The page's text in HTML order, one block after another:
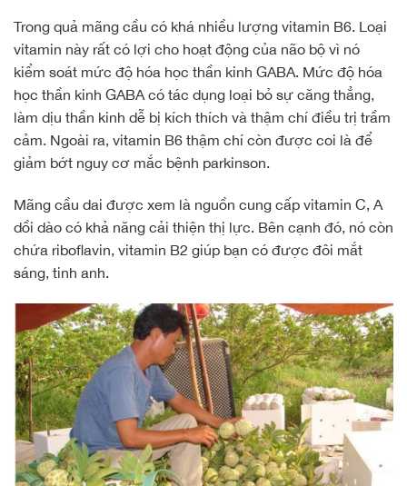
Trong quả mãng cầu có khá nhiều lượng vitamin B6. Loại
vitamin này rất có lợi cho hoạt động của não bộ vì nó
kiểm soát mức độ hóa học thần kinh GABA. Mức độ hóa
học thần kinh GABA có tác dụng loại bỏ sự căng thẳng,
làm dịu thần kinh dễ bị kích thích và thậm chí điều trị trầm
cảm. Ngoài ra, vitamin B6 thậm chí còn được coi là để
giảm bớt nguy cơ mắc bệnh parkinson.
Mãng cầu dai được xem là nguồn cung cấp vitamin C, A
dồi dào có khả năng cải thiện thị lực. Bên cạnh đó, nó còn
chứa riboflavin, vitamin B2 giúp bạn có được đôi mắt
sáng, tinh anh.